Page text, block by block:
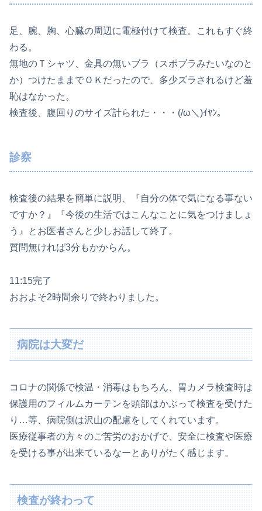
足、腕、胸、心臓の周辺に電極付けて検査。これもすぐ終
わる。
無地のＴシャツ、金具の無いブラ（スポブラみたいなのと
か）つけたままでＯＫだったので、多少ズラされるけど羞
恥はなかった。
検査後、腹回りのサイズ計られた・・・(/ω＼)ｲﾔﾝ。
診察
検査後の結果を簡単に説明、『自分の体で気になる事ない
ですか？』『今後の生活ではこんなことに気をつけましょ
う』とお医者さんと少しお話して終了。
質問無ければ3分もかからん。
11:15完了
おおよそ2時間余りで終わりました。
病院は大変だ
コロナの関係で検温・消毒はもちろん、胃カメラ検査時は
保護用のフィルムカーテンを頭部はかぶって検査を受けた
り…等、病院側は沢山の配慮をしてくれています。
医療従事者の方々のご苦労のおかげで、安全に検査や医療
を受ける事が出来ているなーとありがたく感じます。
検査が終わって